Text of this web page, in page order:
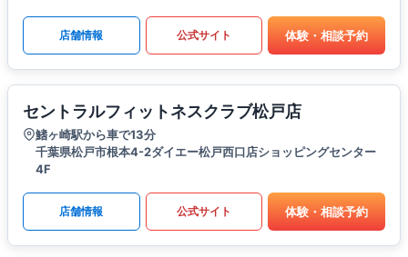
店舗情報 公式サイト 体験・相談予約
セントラルフィットネスクラブ松戸店
鰭ヶ崎駅から車で13分
千葉県松戸市根本4-2ダイエー松戸西口店ショッピングセンター
4F
店舗情報 公式サイト 体験・相談予約